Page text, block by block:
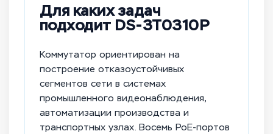
Для каких задач
подходит DS-3T0310P
Коммутатор ориентирован на
построение отказоустойчивых
сегментов сети в системах
промышленного видеонаблюдения,
автоматизации производства и
транспортных узлах. Восемь PoE-портов